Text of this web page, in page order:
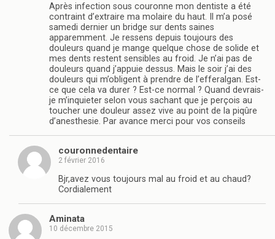
Après infection sous couronne mon dentiste a été
contraint d’extraire ma molaire du haut. Il m’a posé
samedi dernier un bridge sur dents saines
apparemment. Je ressens depuis toujours des
douleurs quand je mange quelque chose de solide et
mes dents restent sensibles au froid. Je n’ai pas de
douleurs quand j’appuie dessus. Mais le soir j’ai des
douleurs qui m’obligent à prendre de l’efferalgan. Est-
ce que cela va durer ? Est-ce normal ? Quand devrais-
je m’inquieter selon vous sachant que je perçois au
toucher une douleur assez vive au point de la piqûre
d’anesthesie. Par avance merci pour vos conseils
couronnedentaire
2 février 2016
Bjr,avez vous toujours mal au froid et au chaud?
Cordialement
Aminata
10 décembre 2015